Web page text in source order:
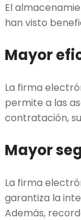
El
han visto
Mayor
La firma
permite a las
contratación,
Mayor
La firma
garantiza la
Además,